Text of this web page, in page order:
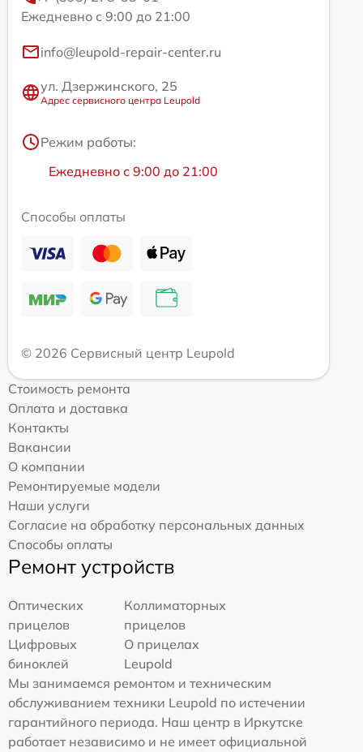
Ежедневно с 9:00 до 21:00
info@leupold-repair-center.ru
ул. Дзержинского, 25
Адрес сервисного центра Leupold
Режим работы:
Ежедневно с 9:00 до 21:00
Способы оплаты
© 2026 Сервисный центр Leupold
Стоимость ремонта
Оплата и доставка
Контакты
Вакансии
О компании
Ремонтируемые модели
Наши услуги
Согласие на обработку персональных данных
Способы оплаты
Ремонт устройств
Оптических
прицелов
Коллиматорных
прицелов
Цифровых
биноклей
О прицелах
Leupold
Мы занимаемся ремонтом и техническим
обслуживанием техники Leupold по истечении
гарантийного периода. Наш центр в Иркутске
работает независимо и не имеет официальной